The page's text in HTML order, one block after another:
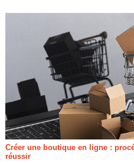
Créer une boutique en ligne :
réussir